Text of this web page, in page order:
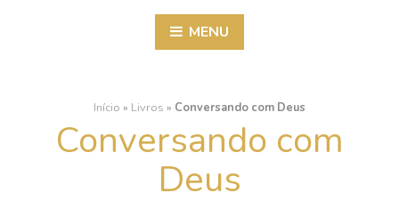
MENU
Início » Livros » Conversando com Deus
Conversando com
Deus